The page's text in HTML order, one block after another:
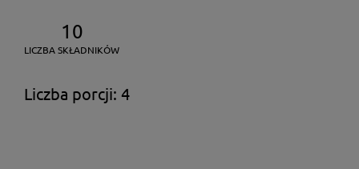
10
LICZBA SKŁADNIKÓW
Liczba porcji: 4